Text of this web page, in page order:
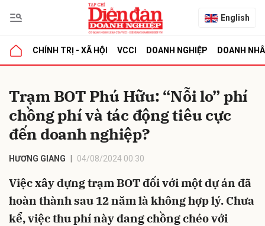
English
CHÍNH TRỊ - XÃ HỘI VCCI DOANH NGHIỆP DOANH
Trạm BOT Phú Hữu: “Nỗi lo” phí
chồng phí và tác động tiêu cực
đến doanh nghiệp?
HƯƠNG GIANG 04/08/2024 00:30
Việc xây dựng trạm BOT đối với một dự án đã
hoàn thành sau 12 năm là không hợp lý. Chưa
kể, việc thu phí này đang chồng chéo với
luận
Hủy